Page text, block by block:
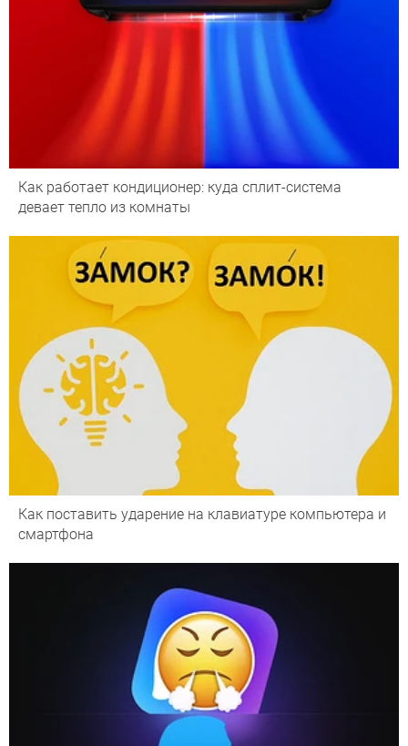
Как работает кондиционер: куда сплит-система
девает тепло из комнаты
Как поставить ударение на клавиатуре компьютера и
смартфона